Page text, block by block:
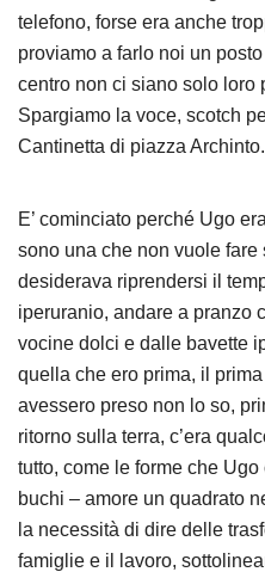
telefono, forse era anche
proviamo a farlo noi un
centro non ci siano solo loro
Spargiamo la voce, scotch
Cantinetta di piazza Archinto.
E’ cominciato perché Ugo
sono una che non vuole fare
desiderava riprendersi il
iperuranio, andare a pranzo
vocine dolci e dalle bavette
quella che ero prima, il
avessero preso non lo so,
ritorno sulla terra, c’era
tutto, come le forme che
buchi – amore un quadrato
la necessità di dire delle
famiglie e il lavoro,